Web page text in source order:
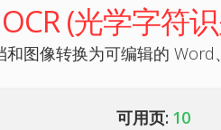
(光学字符
图像转换为可编辑的
可用页: 10